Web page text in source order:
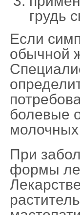
грудь
Если
обычной
болевые
При
формы